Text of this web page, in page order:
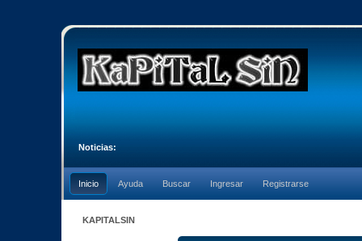
Noticias:
Inicio Ayuda Buscar Ingresar Registrarse
KAPITALSIN